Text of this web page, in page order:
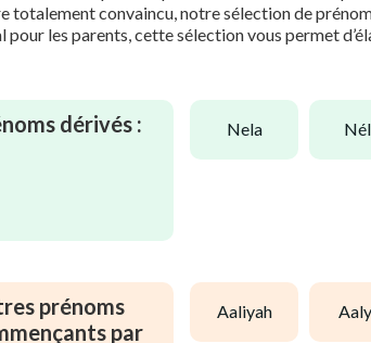
totalement convaincu, notre sélection de
pour les parents, cette sélection vous permet
dérivés : nela
prénoms
par
aaliyah